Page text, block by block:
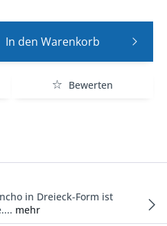
In den Warenkorb
Bewerten
in Dreieck-Form ist
mehr